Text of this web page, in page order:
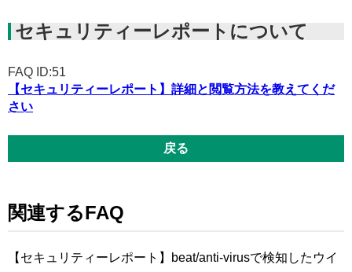
セキュリティーレポートについて
FAQ ID:51
【セキュリティーレポート】詳細と閲覧方法を教えてくだ
さい
戻る
関連するFAQ
【セキュリティーレポート】beat/anti-virusで検知したウイ